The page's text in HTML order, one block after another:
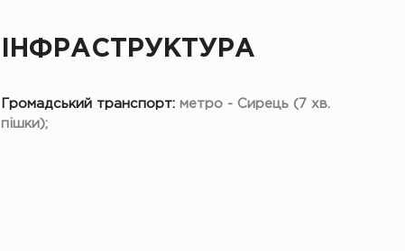
ІНФРАСТРУКТУРА
Громадський транспорт: метро - Сирець (7 хв.
пішки);